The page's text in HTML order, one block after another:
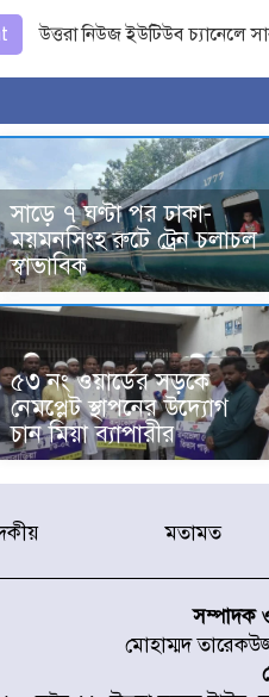
উত্তরা নিউজ ইউটিউব চ্যানেলে
সাড়ে ৭ ঘণ্টা পর ঢাকা-
ময়মনসিংহ রুটে ট্রেন চলাচল
স্বাভাবিক
৫৩ নং ওয়ার্ডের সড়কে
নেমপ্লেট স্থাপনের উদ্যোগ
চান মিয়া ব্যাপারীর
মতামত
সম্পাদক
মোহাম্মদ